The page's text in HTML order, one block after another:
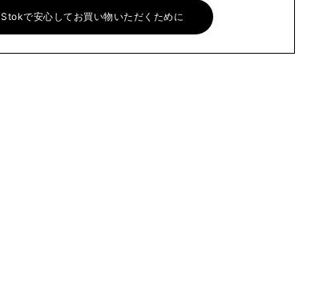
Stokで安心してお買い物いただくために